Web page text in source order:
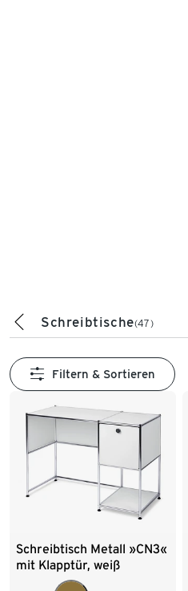
Schreibtische(47)
Filtern & Sortieren
Schreibtisch Metall »CN3«
mit Klapptür, weiß